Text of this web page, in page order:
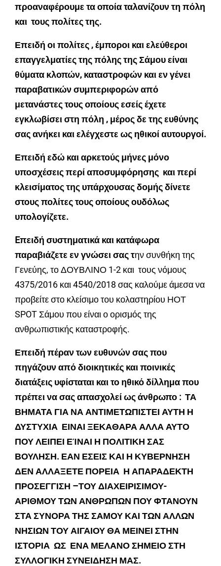
προαναφέρουμε τα οποία ταλανίζουν τη πόλη
και τους πολίτες της.
Επειδή οι πολίτες , έμποροι και ελεύθεροι
επαγγελματίες της πόλης της Σάμου είναι
θύματα κλοπών, καταστροφών και εν γένει
παραβατικών συμπεριφορών από
μετανάστες τους οποίους εσείς έχετε
εγκλωβίσει στη πόλη , μέρος δε της ευθύνης
σας ανήκει και ελέγχεστε ως ηθικοί αυτουργοί.
Επειδή εδώ και αρκετούς μήνες μόνο
υποσχέσεις περί αποσυμφόρησης και περί
κλεισίματος της υπάρχουσας δομής δίνετε
στους πολίτες τους οποίους ουδόλως
υπολογίζετε.
Eπειδή συστηματικά και κατάφωρα
παραβιάζετε εν γνώσει σας την συνθήκη της
Γενεύης, το ΔΟΥΒΛΙΝΟ 1-2 και τους νόμους
4375/2016 και 4540/2018 σας καλούμε άμεσα να
προβείτε στο κλείσιμο του κολαστηρίου ΗΟΤ
SPOT Σάμου που είναι ο ορισμός της
ανθρωπιστικής καταστροφής.
Επειδή πέραν των ευθυνών σας που
πηγάζουν από διοικητικές και ποινικές
διατάξεις υφίσταται και το ηθικό δίλλημα που
πρέπει να σας απασχολεί ως άνθρωπο : ΤΑ
ΒΗΜΑΤΑ ΓΙΑ ΝΑ ΑΝΤΙΜΕΤΩΠΙΣΤΕΙ ΑΥΤΗ Η
ΔΥΣΤΥΧΙΑ ΕΙΝΑΙ ΞΕΚΑΘΑΡΑ ΑΛΛΑ ΑΥΤΟ
ΠΟΥ ΛΕΙΠΕΙ ΕΊΝΑΙ Η ΠΟΛΙΤΙΚΗ ΣΑΣ
ΒΟΥΛΗΣΗ. ΕΑΝ ΕΣΕΙΣ ΚΑΙ Η ΚΥΒΕΡΝΗΣΗ
ΔΕΝ ΑΛΛΑΞΕΤΕ ΠΟΡΕΙΑ Η ΑΠΑΡΑΔΕΚΤΗ
ΠΡΟΣΕΓΓΙΣΗ –ΤΟΥ ΔΙΑΧΕΙΡΙΣΙΜΟΥ-
ΑΡΙΘΜΟΥ ΤΩΝ ΑΝΘΡΩΠΩΝ ΠΟΥ ΦΤΑΝΟΥΝ
ΣΤΑ ΣΥΝΟΡΑ ΤΗΣ ΣΑΜΟΥ ΚΑΙ ΤΩΝ ΑΛΛΩΝ
ΝΗΣΙΩΝ ΤΟΥ ΑΙΓΑΙΟΥ ΘΑ ΜΕΙΝΕΙ ΣΤΗΝ
ΙΣΤΟΡΙΑ ΩΣ ΕΝΑ ΜΕΛΑΝΟ ΣΗΜΕΙΟ ΣΤΗ
ΣΥΛΛΟΓΙΚΗ ΣΥΝΕΙΔΗΣΗ ΜΑΣ.